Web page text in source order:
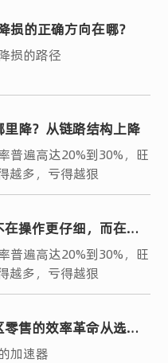
损的正确方向在哪？
损的路径
降？从链路结构上降
普遍高达20%到30%，旺
越多，亏得越狠
操作更仔细，而在结
普遍高达20%到30%，旺
越多，亏得越狠
售的效率革命从选对
加速器